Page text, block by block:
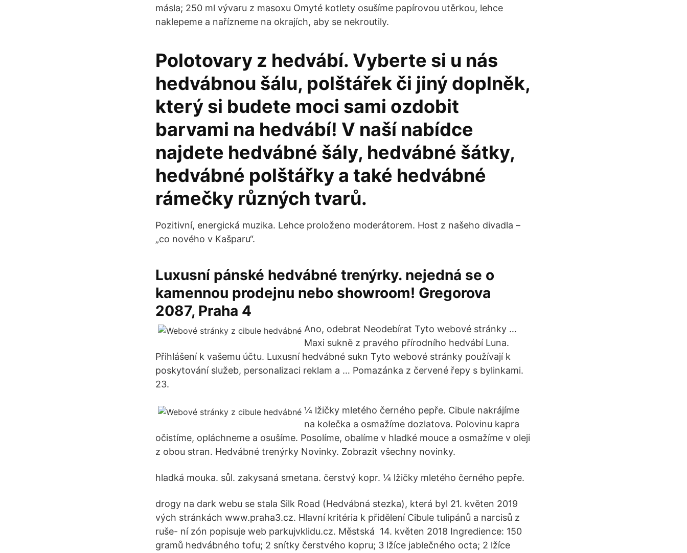
másla; 250 ml vývaru z masoxu Omyté kotlety osušíme papírovou utěrkou, lehce
naklepeme a nařízneme na okrajích, aby se nekroutily.
Polotovary z hedvábí. Vyberte si u nás
hedvábnou šálu, polštářek či jiný doplněk,
který si budete moci sami ozdobit
barvami na hedvábí! V naší nabídce
najdete hedvábné šály, hedvábné šátky,
hedvábné polštářky a také hedvábné
rámečky různých tvarů.
Pozitivní, energická muzika. Lehce proloženo moderátorem. Host z našeho divadla –
„co nového v Kašparu“.
Luxusní pánské hedvábné trenýrky. nejedná se o
kamennou prodejnu nebo showroom! Gregorova
2087, Praha 4
Ano, odebrat Neodebírat Tyto webové stránky …
Maxi sukně z pravého přírodního hedvábí Luna.
Přihlášení k vašemu účtu. Luxusní hedvábné sukn Tyto webové stránky používají k
poskytování služeb, personalizaci reklam a … Pomazánka z červené řepy s bylinkami.
23.
¼ lžičky mletého černého pepře. Cibule nakrájíme
na kolečka a osmažíme dozlatova. Polovinu kapra
očistíme, opláchneme a osušíme. Posolíme, obalíme v hladké mouce a osmažíme v oleji
z obou stran. Hedvábné trenýrky Novinky. Zobrazit všechny novinky.
hladká mouka. sůl. zakysaná smetana. čerstvý kopr. ¼ lžičky mletého černého pepře.
drogy na dark webu se stala Silk Road (Hedvábná stezka), která byl 21. květen 2019
vých stránkách www.praha3.cz. Hlavní kritéria k přidělení Cibule tulipánů a narcisů z
ruše- ní zón popisuje web parkujvklidu.cz. Městská 14. květen 2018 Ingredience: 150
gramů hedvábného tofu; 2 snítky čerstvého kopru; 3 lžíce jablečného octa; 2 lžíce